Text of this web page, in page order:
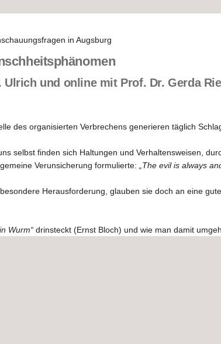
in Augsburg
Ulrich und online mit Prof. Dr. Gerda
des organisierten Verbrechens generieren täglich
selbst finden sich Haltungen und Verhaltensweisen,
Verunsicherung formulierte:
„The evil is always
Herausforderung, glauben sie doch an eine
Wurm“ drinsteckt (Ernst Bloch) und wie man damit